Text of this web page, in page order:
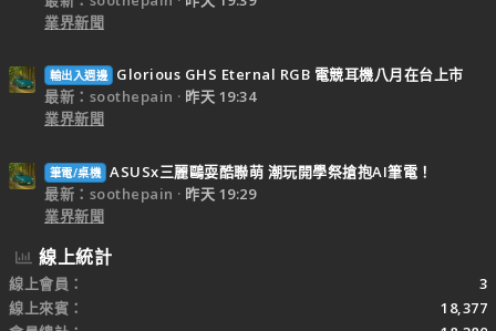
業界新聞
輸出入週邊
Glorious GHS Eternal RGB 電競耳機八月在台上市
最新：soothepain
昨天 19:34
業界新聞
筆電/桌機 ASUSx三麗鷗耍酷聯萌 潮玩開學祭搶抱AI筆電！
最新：soothepain
昨天 19:29
業界新聞
線上統計
線上會員
3
線上來賓
18,377